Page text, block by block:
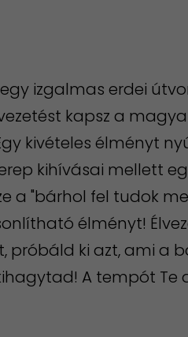
izgalmas erdei
kapsz a
kivételes élményt
kihívásai mellett
a "bárhol fel tudok
élményt!
próbáld ki azt, ami a
A tempót Te